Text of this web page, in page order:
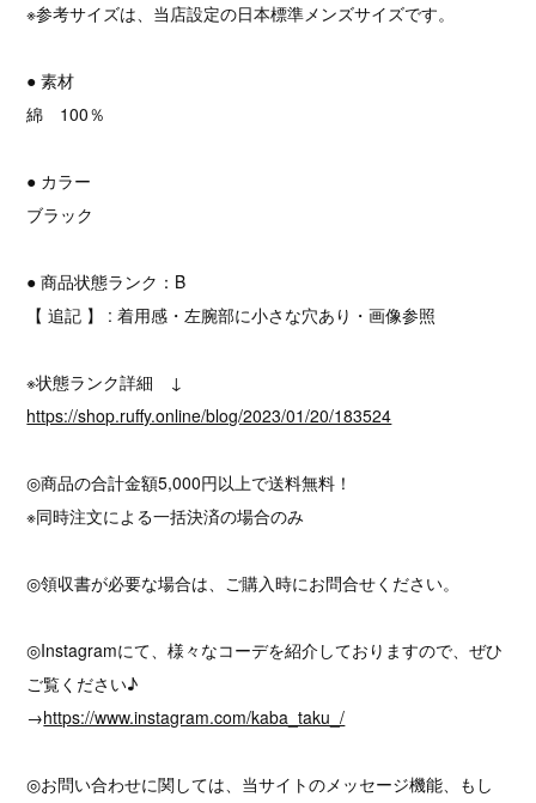
※参考サイズは、当店設定の日本標準メンズサイズです。
● 素材
綿 100％
● カラー
ブラック
● 商品状態ランク：B
【 追記 】 : 着用感・左腕部に小さな穴あり・画像参照
※状態ランク詳細 ↓
https://shop.ruffy.online/blog/2023/01/20/183524
◎商品の合計金額5,000円以上で送料無料！
※同時注文による一括決済の場合のみ
◎領収書が必要な場合は、ご購入時にお問合せください。
◎Instagramにて、様々なコーデを紹介しておりますので、ぜひ
ご覧ください♪
→https://www.instagram.com/kaba_taku_/
◎お問い合わせに関しては、当サイトのメッセージ機能、もし